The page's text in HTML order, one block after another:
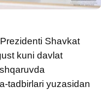
Shavkat
kuni davlat
tadbirlari yuzasidan